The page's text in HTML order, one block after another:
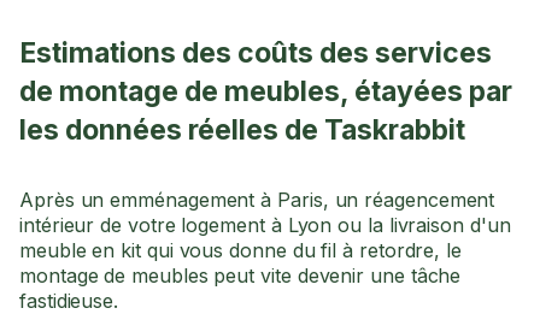
Estimations des coûts des services
de montage de meubles, étayées par
les données réelles de Taskrabbit
Après un emménagement à Paris, un réagencement
intérieur de votre logement à Lyon ou la livraison d'un
meuble en kit qui vous donne du fil à retordre, le
montage de meubles peut vite devenir une tâche
fastidieuse.